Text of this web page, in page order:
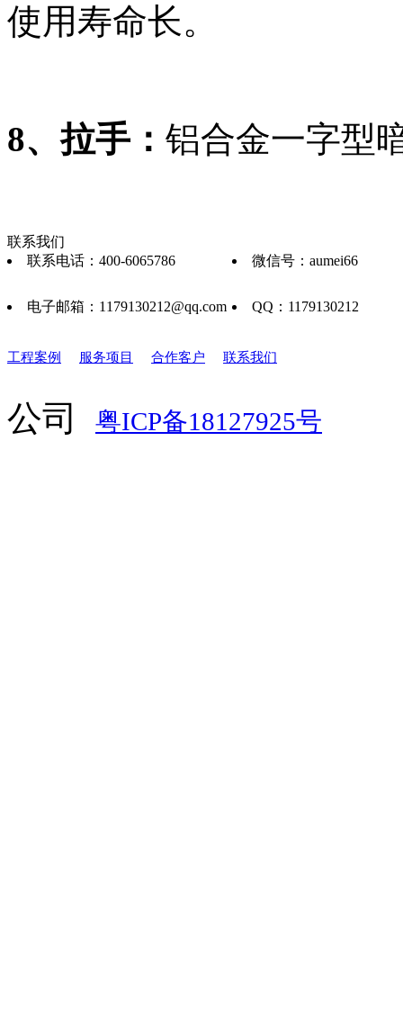
使用寿命长。
8、拉手： 铝合金一字型
联系我们
联系电话：400-6065786
微信号：aumei66
电子邮箱：1179130212@qq.com QQ：1179130212
工程案例 服务项目 合作客户 联系我们
公司 粤ICP备18127925号